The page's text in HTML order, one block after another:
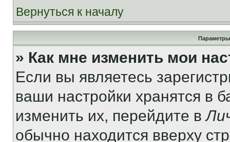
Вернуться к началу
Параметры
» Как мне изменить мои
Если вы являетесь
ваши настройки хранятся в
изменить их, перейдите в
обычно находится вверху